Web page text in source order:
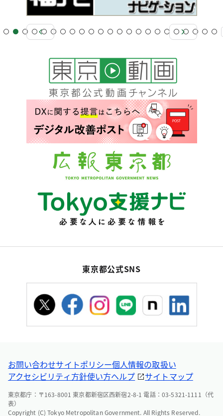
東京都公式SNS
お問い合わせサイトポリシー個人情報の取扱い
アクセシビリティ方針使い方ヘルプ サイトマップ
東京都庁：〒163-8001 東京都新宿区西新宿2-8-1 電話：03-5321-1111（代
表）
Copyright (C) Tokyo Metropolitan Government. All Rights Reserved.